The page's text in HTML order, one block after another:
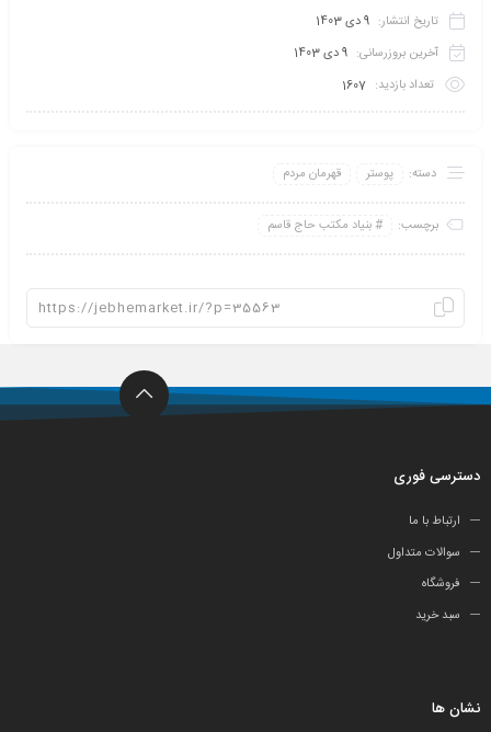
تاریخ انتشار: 9 دی 1403
آخرین بروزرسانی: 9 دی 1403
تعداد بازدید: 1607
دسته: پوستر قهرمان مردم
برچسب: بنیاد مکتب حاج قاسم
دسترسی فوری
ارتباط با ما
سوالات متداول
فروشگاه
سبد خرید
نشان ها